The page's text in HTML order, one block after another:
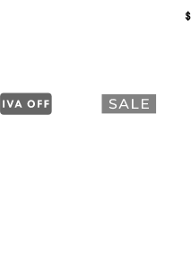
$